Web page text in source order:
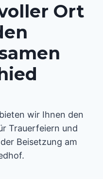
Ort
wir Ihnen den
Trauerfeiern und
Beisetzung am